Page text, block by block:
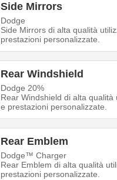
Side Mirrors
Dodge
Side Mirrors di alta qualità
prestazioni personalizzate.
Rear Windshield
Dodge 20%
Rear Windshield di alta
e prestazioni personalizzate.
Rear Emblem
Dodge™ Charger
Rear Emblem di alta qualità
prestazioni personalizzate.